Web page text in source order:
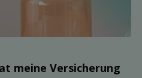
meine Ver­sicherung